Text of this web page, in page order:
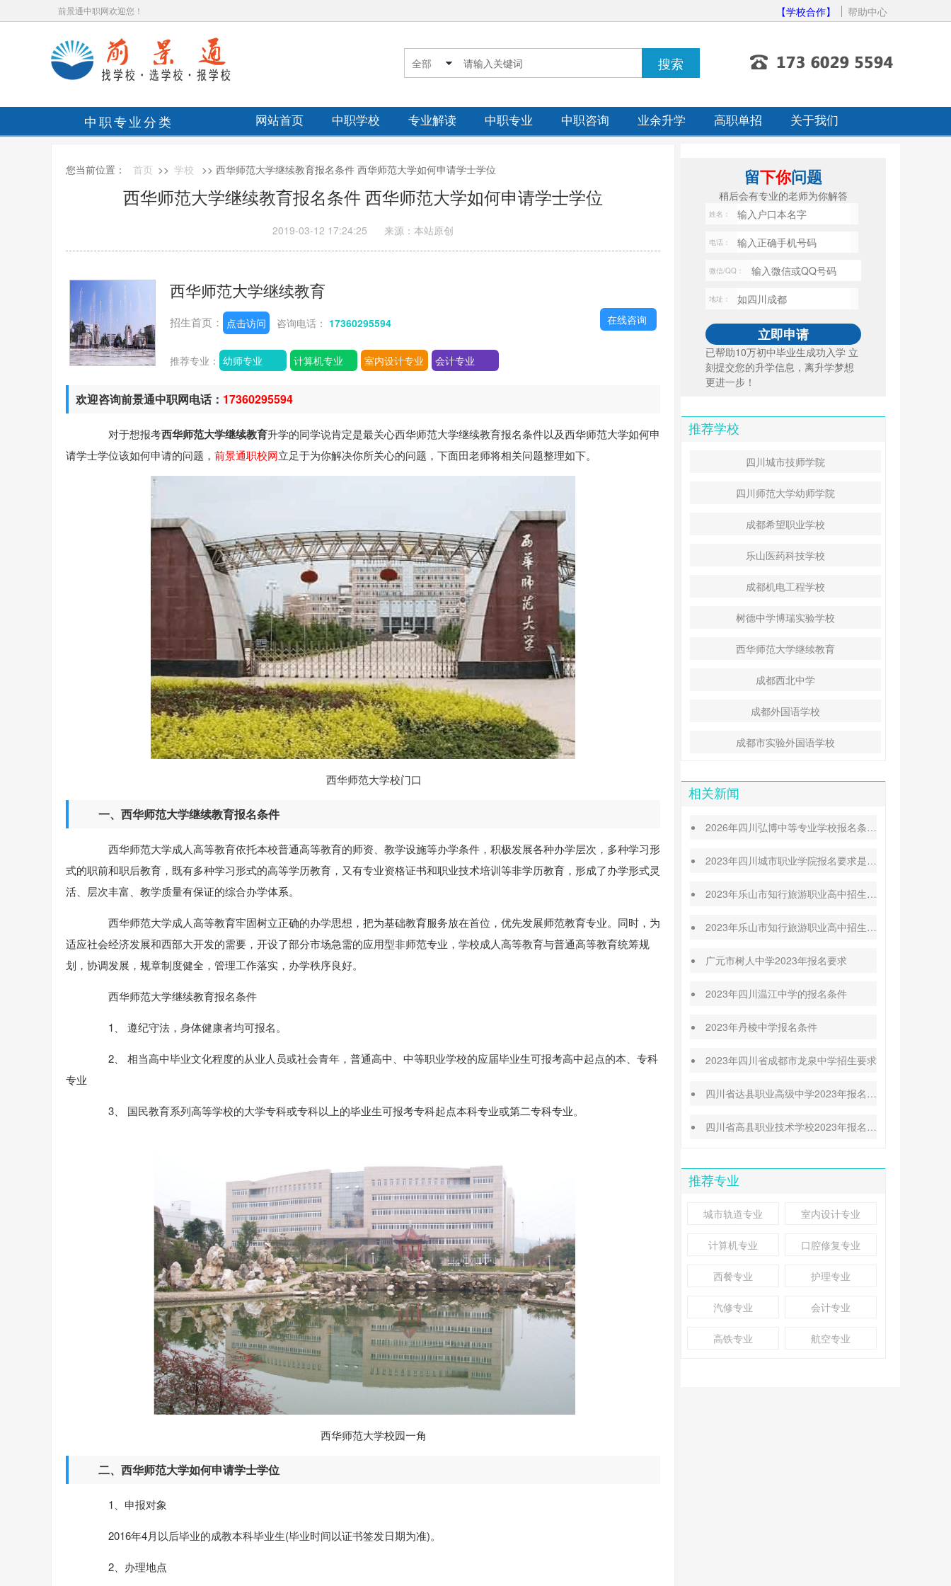
前景通中职网欢迎您！ 【学校合作】 帮助中心
中职专业分类 网站首页 中职学校 专业解读 中职专业 中职咨询 业余升学 高职单招 关于我们
您当前位置： 首页 >> 学校 >> 西华师范大学继续教育报名条件 西华师范大学如何申请学士学位
西华师范大学继续教育报名条件 西华师范大学如何申请学士学位
2019-03-12 17:24:25 来源：本站原创
西华师范大学继续教育
招生首页： 点击访问 咨询电话： 17360295594
推荐专业： 幼师专业 计算机专业 室内设计专业 会计专业
在线咨询
欢迎咨询前景通中职网电话： 17360295594
对于想报考西华师范大学继续教育升学的同学说肯定是最关心西华师范大学继续教育报名条件以及西华师范大学如何申
请学士学位该如何申请的问题， 前景通职校网立足于为你解决你所关心的问题，下面田老师将相关问题整理如下。
西华师范大学校门口
一、西华师范大学继续教育报名条件
西华师范大学成人高等教育依托本校普通高等教育的师资、教学设施等办学条件，积极发展各种办学层次，多种学习形
式的职前和职后教育，既有多种学习形式的高等学历教育，又有专业资格证书和职业技术培训等非学历教育，形成了办学形式灵
活、层次丰富、教学质量有保证的综合办学体系。
西华师范大学成人高等教育牢固树立正确的办学思想，把为基础教育服务放在首位，优先发展师范教育专业。同时，为
适应社会经济发展和西部大开发的需要，开设了部分市场急需的应用型非师范专业，学校成人高等教育与普通高等教育统筹规
划，协调发展，规章制度健全，管理工作落实，办学秩序良好。
西华师范大学继续教育报名条件
1、 遵纪守法，身体健康者均可报名。
2、 相当高中毕业文化程度的从业人员或社会青年，普通高中、中等职业学校的应届毕业生可报考高中起点的本、专科
专业
3、 国民教育系列高等学校的大学专科或专科以上的毕业生可报考专科起点本科专业或第二专科专业。
西华师范大学校园一角
二、西华师范大学如何申请学士学位
1、申报对象
2016年4月以后毕业的成教本科毕业生(毕业时间以证书签发日期为准)。
2、办理地点
留下你问题
稍后会有专业的老师为你解答
姓名：
电话：
微信/QQ：
地址：
已帮助10万初中毕业生成功入学 立
刻提交您的升学信息，离升学梦想
更进一步！
推荐学校
四川城市技师学院
四川师范大学幼师学院
成都希望职业学校
乐山医药科技学校
成都机电工程学校
树德中学博瑞实验学校
西华师范大学继续教育
成都西北中学
成都外国语学校
成都市实验外国语学校
相关新闻
2026年四川弘博中等专业学校报名条件_地址在哪里
2023年四川城市职业学院报名要求是什么
2023年乐山市知行旅游职业高中招生报名条件
2023年乐山市知行旅游职业高中招生报名要求是什么
广元市树人中学2023年报名要求
2023年四川温江中学的报名条件
2023年丹棱中学报名条件
2023年四川省成都市龙泉中学招生要求
四川省达县职业高级中学2023年报名招生要求
四川省高县职业技术学校2023年报名要求
推荐专业
城市轨道专业 室内设计专业
计算机专业 口腔修复专业
西餐专业 护理专业
汽修专业 会计专业
高铁专业 航空专业